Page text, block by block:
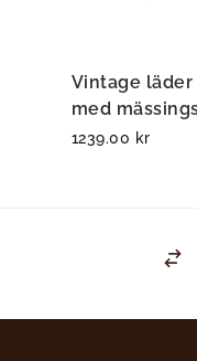
Vintage
med
1239.00 kr